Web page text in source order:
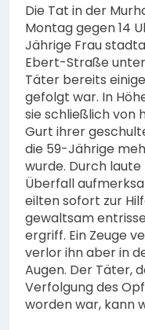
Die Tat in der
Montag gegen 14
Jährige Frau
Ebert-Straße
Täter bereits
gefolgt war. In
sie schließlich von
Gurt ihrer
die 59-Jährige
wurde. Durch
Überfall
eilten sofort zur
gewaltsam
ergriff. Ein Zeuge
verlor ihn aber in
Augen. Der Täter,
Verfolgung des
worden war, kann